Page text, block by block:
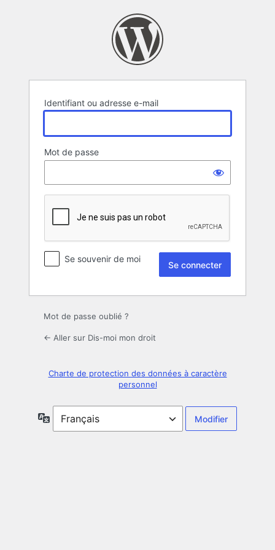
Identifiant ou adresse e-mail
Mot de passe
Se souvenir de moi
Mot de passe oublié ?
← Aller sur Dis-moi mon droit
Charte de protection des données à caractère
personnel
Langue